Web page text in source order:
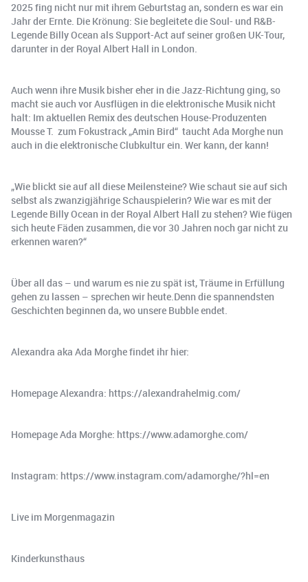
2025 fing nicht nur mit ihrem Geburtstag an, sondern es war ein
Jahr der Ernte. Die Krönung: Sie begleitete die Soul- und R&B-
Legende Billy Ocean als Support-Act auf seiner großen UK-Tour,
darunter in der Royal Albert Hall in London.
Auch wenn ihre Musik bisher eher in die Jazz-Richtung ging, so
macht sie auch vor Ausflügen in die elektronische Musik nicht
halt: Im aktuellen Remix des deutschen House-Produzenten
Mousse T. zum Fokustrack „Amin Bird“ taucht Ada Morghe nun
auch in die elektronische Clubkultur ein. Wer kann, der kann!
„Wie blickt sie auf all diese Meilensteine? Wie schaut sie auf sich
selbst als zwanzigjährige Schauspielerin? Wie war es mit der
Legende Billy Ocean in der Royal Albert Hall zu stehen? Wie fügen
sich heute Fäden zusammen, die vor 30 Jahren noch gar nicht zu
erkennen waren?“
Über all das – und warum es nie zu spät ist, Träume in Erfüllung
gehen zu lassen – sprechen wir heute.Denn die spannendsten
Geschichten beginnen da, wo unsere Bubble endet.
Alexandra aka Ada Morghe findet ihr hier:
Homepage Alexandra: https://alexandrahelmig.com/
Homepage Ada Morghe: https://www.adamorghe.com/
Instagram: https://www.instagram.com/adamorghe/?hl=en
Live im Morgenmagazin
Kinderkunsthaus